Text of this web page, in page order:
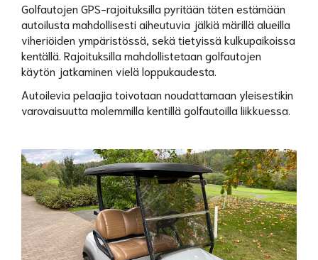
Golfautojen GPS-rajoituksilla pyritään täten estämään
autoilusta mahdollisesti aiheutuvia jälkiä märillä alueilla
viheriöiden ympäristössä, sekä tietyissä kulkupaikoissa
kentällä. Rajoituksilla mahdollistetaan golfautojen
käytön jatkaminen vielä loppukaudesta.
Autoilevia pelaajia toivotaan noudattamaan yleisestikin
varovaisuutta molemmilla kentillä golfautoilla liikkuessa.